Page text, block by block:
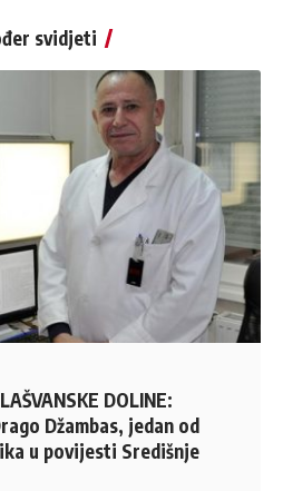
svidjeti
DOLINE:
Džambas, jedan od
u povijesti Središnje